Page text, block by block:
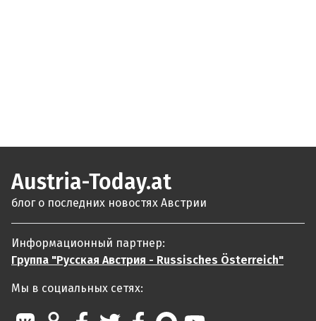
Austria-Today.at
блог о последних новостях Австрии
Информационный партнер:
Группа "Русская Австрия - Russisches Österreich"
Мы в социальных сетях: